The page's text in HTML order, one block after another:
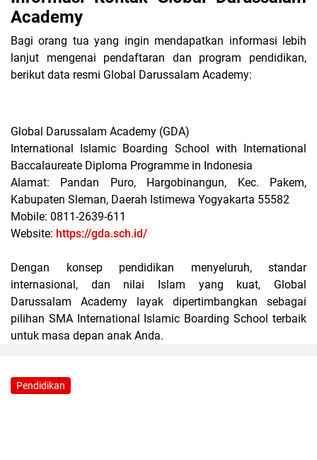
Academy
Bagi orang tua yang ingin mendapatkan informasi lebih
lanjut mengenai pendaftaran dan program pendidikan,
berikut data resmi Global Darussalam Academy:
Global Darussalam Academy (GDA)
International Islamic Boarding School with International
Baccalaureate Diploma Programme in Indonesia
Alamat: Pandan Puro, Hargobinangun, Kec. Pakem,
Kabupaten Sleman, Daerah Istimewa Yogyakarta 55582
Mobile: 0811-2639-611
Website: https://gda.sch.id/
Dengan konsep pendidikan menyeluruh, standar
internasional, dan nilai Islam yang kuat, Global
Darussalam Academy layak dipertimbangkan sebagai
pilihan SMA International Islamic Boarding School terbaik
untuk masa depan anak Anda.
Pendidikan